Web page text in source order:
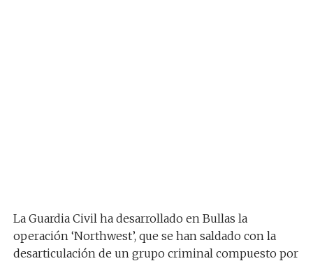
La Guardia Civil ha desarrollado en Bullas la
operación ‘Northwest’, que se han saldado con la
desarticulación de un grupo criminal compuesto por